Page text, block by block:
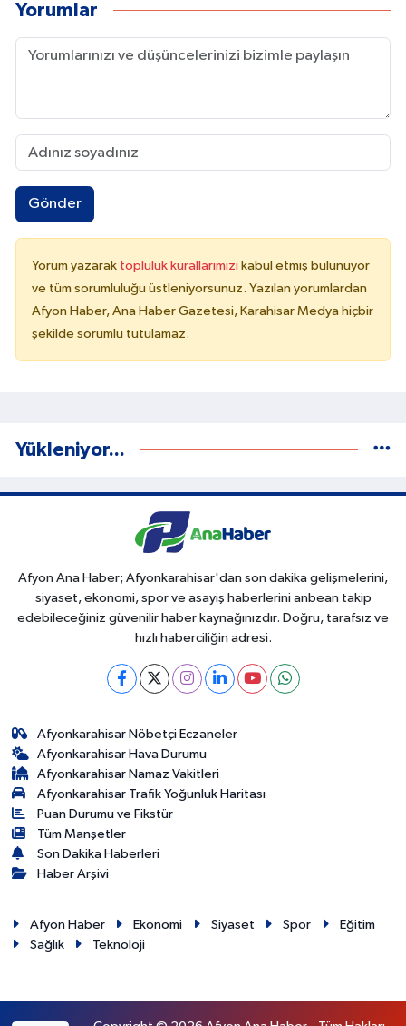
Yorumlar
Gönder
Yorum yazarak topluluk kurallarımızı kabul etmiş bulunuyor
ve tüm sorumluluğu üstleniyorsunuz. Yazılan yorumlardan
Afyon Haber, Ana Haber Gazetesi, Karahisar Medya hiçbir
şekilde sorumlu tutulamaz.
Yükleniyor...
Afyon Ana Haber; Afyonkarahisar'dan son dakika gelişmelerini,
siyaset, ekonomi, spor ve asayiş haberlerini anbean takip
edebileceğiniz güvenilir haber kaynağınızdır. Doğru, tarafsız ve
hızlı haberciliğin adresi.
Afyonkarahisar Nöbetçi Eczaneler
Afyonkarahisar Hava Durumu
Afyonkarahisar Namaz Vakitleri
Afyonkarahisar Trafik Yoğunluk Haritası
Puan Durumu ve Fikstür
Tüm Manşetler
Son Dakika Haberleri
Haber Arşivi
Afyon Haber Ekonomi Siyaset Spor
Eğitim
Sağlık
Teknoloji